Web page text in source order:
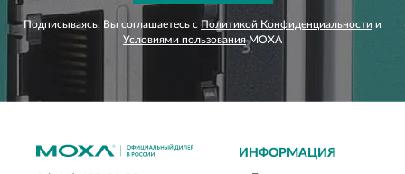
Подписываясь, Вы соглашаетесь с Политикой Конфиденциальности и
Условиями пользованияMOXA
ИНФОРМАЦИЯ